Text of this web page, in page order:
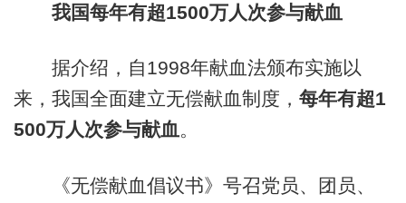
我国每年有超1500万人次参与献血
据介绍，自1998年献血法颁布实施以
来，我国全面建立无偿献血制度， 每年有超1
500万人次参与献血 。
《无偿献血倡议书》号召党员、团员、